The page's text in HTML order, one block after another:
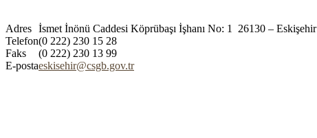
Adres İsmet İnönü Caddesi Köprübaşı İşhanı No: 1 26130 – Eskişehir
Telefon(0 222) 230 15 28
Faks
(0 222) 230 13 99
E-postaeskisehir@csgb.gov.tr